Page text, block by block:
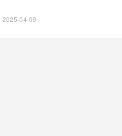
2025-04-09